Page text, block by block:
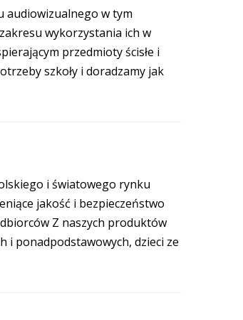
audiowizualnego w tym
wykorzystania ich w
przedmioty ścisłe i
szkoły i doradzamy jak
i światowego rynku
jakość i bezpieczeństwo
Z naszych produktów
i ponadpodstawowych, dzieci ze